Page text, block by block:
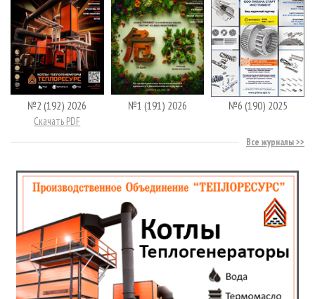
№2 (192) 2026
Скачать PDF
№1 (191) 2026 №6 (190) 2025
Все журналы